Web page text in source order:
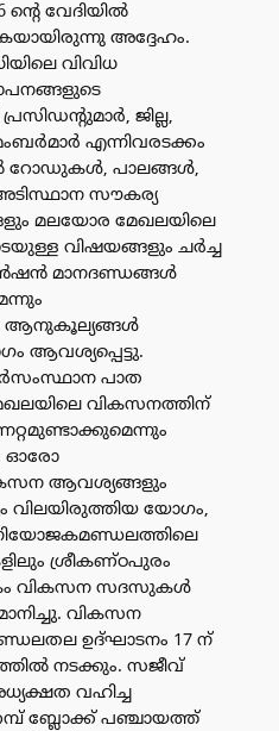
ൻ്റെ വേദിയിൽ
അദ്ദേഹം.
വിവിധ
ജില്ല,
എന്നിവരടക്കം
റോഡുകൾ, പാലങ്ങൾ,
സൗകര്യ
മലയോര മേഖലയിലെ
വിഷയങ്ങളും ചർച്ച
മാനദണ്ഡങ്ങൾ
ആനുകൂല്യങ്ങൾ
ആവശ്യപ്പെട്ടു.
പാത
വികസനത്തിന്
ഓരോ
ആവശ്യങ്ങളും
യോഗം,
ശ്രീകണ്ഠപുരം
വികസന സദസുകൾ
വികസന
ഉദ്ഘാടനം 17 ന്
നടക്കും. സജീവ്
വഹിച്ച
ബ്ലോക്ക് പഞ്ചായത്ത്